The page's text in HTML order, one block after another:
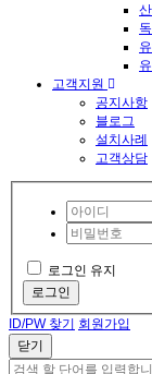
고객지원
공지사항
블로그
설치사례
고객상담
로그인 유지
로그인
ID/PW 찾기
회원가입
닫기